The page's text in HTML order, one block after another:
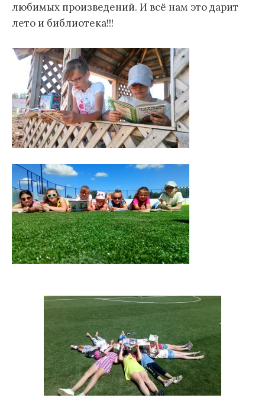
любимых произведений. И всё нам это дарит
лето и библиотека!!!